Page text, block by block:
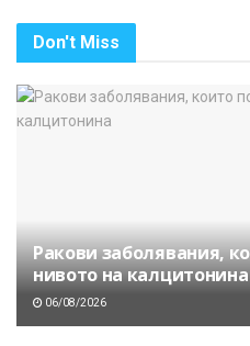
Don't Miss
Ракови заболявания,
нивото на калцитонина
06/08/2026